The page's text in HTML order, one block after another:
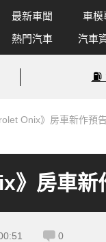
最新車聞 車模
熱門汽車
汽車
Onix》房車新作預
》房車
0